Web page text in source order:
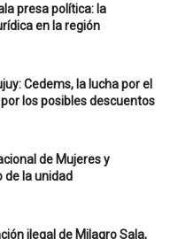
presa política: la
en la región
Cedems, la lucha por el
los posibles descuentos
de Mujeres y
de la unidad
ilegal de Milagro Sala,